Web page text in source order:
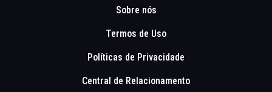
Sobre nós
Termos de Uso
Políticas de Privacidade
Central de Relacionamento